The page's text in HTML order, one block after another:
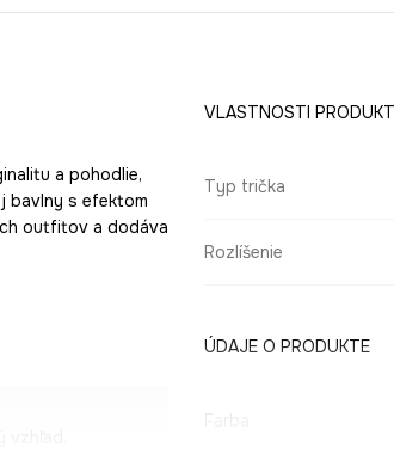
a pohodlie,
bavlny s efektom
outfitov a dodáva
VLASTNOSTI
Typ trička
Rozlíšenie
ÚDAJE O PRODUKTE